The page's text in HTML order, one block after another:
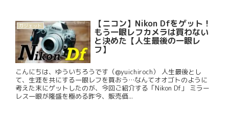
ガジェット 【ニコン】Nikon Dfをゲット！
もう一眼レフカメラは買わない
と決めた【人生最後の一眼レ
フ】
こんにちは、ゆういちろうです（@yuichiroch） 人生最後とし
て、生涯を共にする一眼レフを買おう…なんてオオゴトのように
考えた末にゲットしたのが、今回ご紹介する「Nikon Df」 ミラー
レス一眼が隆盛を極める昨今、販売価...